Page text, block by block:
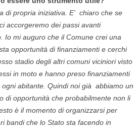
di propria iniziativa. E’ chiaro che se
accorgeremo dei passi avanti
Io mi auguro che il Comune crei una
opportunità di finanziamenti e cerchi
stadio degli altri comuni viciniori visto
in moto e hanno preso finanziamenti
abitante. Quindi noi già abbiamo un
di opportunità che probabilmente non li
è il momento di organizzarsi per
bandi che lo Stato sta facendo in